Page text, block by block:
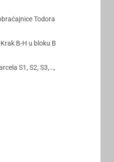
Todora
B-H u bloku B
S1, S2, S3,…,